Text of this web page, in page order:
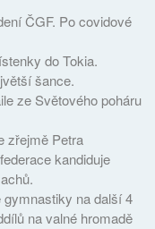
ČGF. Po covidové
do Tokia.
šance.
ze Světového poháru
zřejmě Petra
kandiduje
na další 4
na valné hromadě